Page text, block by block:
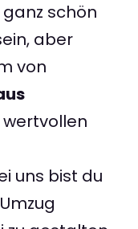
schön
aber
von
uns bist du